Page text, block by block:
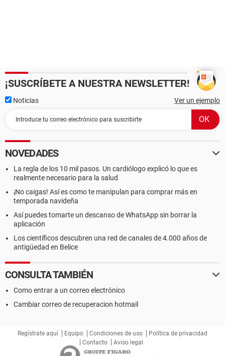
¡SUSCRÍBETE A NUESTRA NEWSLETTER!
Noticias Ver un ejemplo
NOVEDADES
La regla de los 10 mil pasos. Un cardiólogo explicó lo que es
realmente necesario para la salud
¡No caigas! Así es como te manipulan para comprar más en
temporada navideña
Así puedes tomarte un descanso de WhatsApp sin borrar la
aplicación
Los científicos descubren una red de canales de 4.000 años de
antigüedad en Belice
CONSULTA TAMBIÉN
Como entrar a un correo electrónico
Cambiar correo de recuperacion hotmail
Regístrate aquí Equipo Condiciones de uso
Política de privacidad
Contacto
Aviso legal